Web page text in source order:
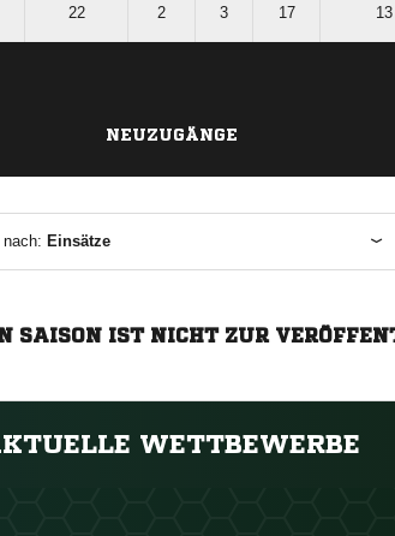
22 2 3 17
NEUZUGÄNGE
Einsätze
SAISON IST NICHT ZUR
WETTBEWERBE